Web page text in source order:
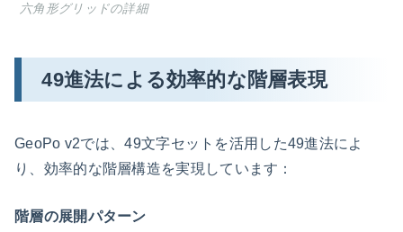
六角形グリッドの詳細
49進法による効率的な階層表現
GeoPo v2では、49文字セットを活用した49進法によ
り、効率的な階層構造を実現しています：
階層の展開パターン